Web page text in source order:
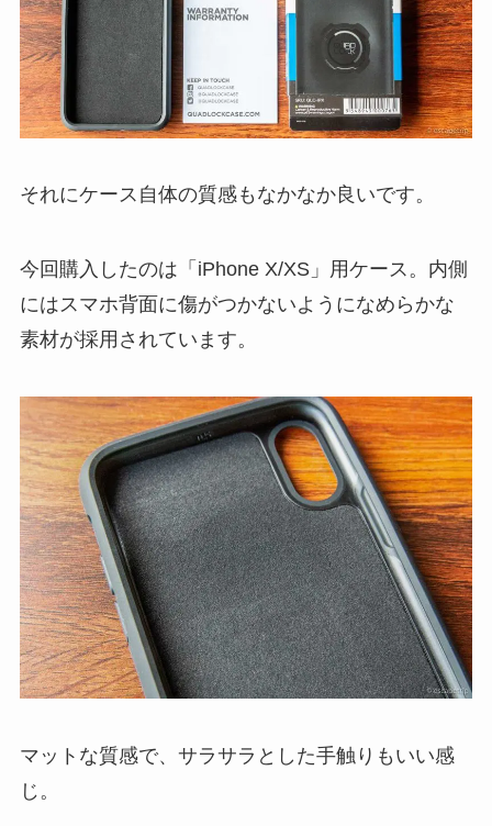
それにケース自体の質感もなかなか良いです。
今回購入したのは「iPhone X/XS」用ケース。内側
にはスマホ背面に傷がつかないようになめらかな
素材が採用されています。
マットな質感で、サラサラとした手触りもいい感
じ。